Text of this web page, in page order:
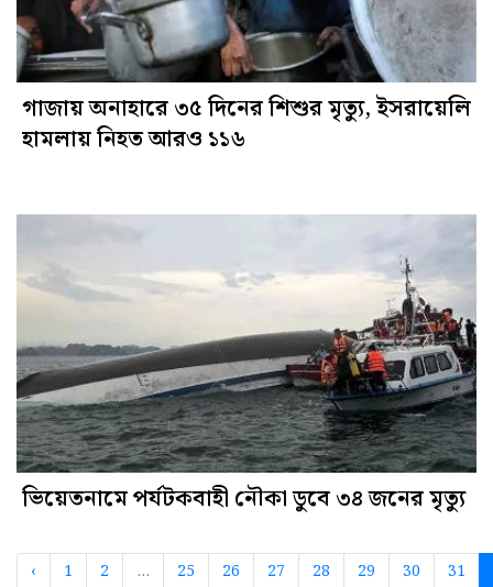
গাজায় অনাহারে ৩৫ দিনের শিশুর মৃত্যু, ইসরায়েলি
হামলায় নিহত আরও ১১৬
ভিয়েতনামে পর্যটকবাহী নৌকা ডুবে ৩৪ জনের মৃত্যু
‹ 1 2 ... 25 26 27 28 29 30 31